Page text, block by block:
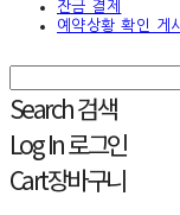
잔금 결제
예약상황 확인 게
Search검색
Log In로그인
Cart장바구니